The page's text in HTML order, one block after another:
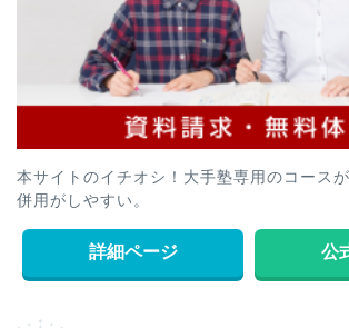
本サイトのイチオシ！大手塾専用のコース
併用がしやすい。
詳細ページ 公